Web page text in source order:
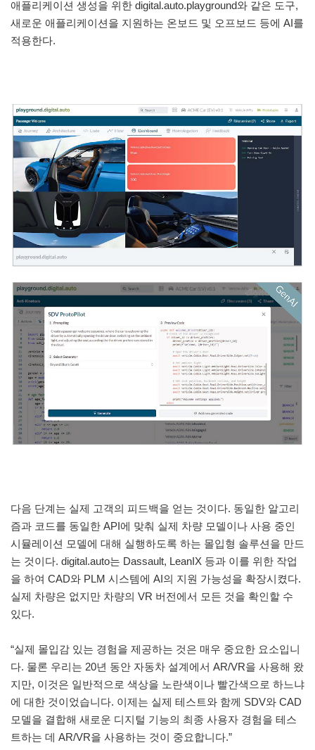
애플리케이션 생성을 위한 digital.auto.playground와 같은 도구,
새로운 애플리케이션을 지원하는 온보드 및 오프보드 등에 AI를
적용한다.
다음 단계는 실제 고객의 피드백을 얻는 것이다. 동일한 알고리
즘과 코드를 동일한 API에 맞춰 실제 차량 모델이나 사용 중인
시뮬레이션 모델에 대해 실행하도록 하는 몰입형 솔루션을 만드
는 것이다. digital.auto는 Dassault, LeanIX 등과 이를 위한 작업
을 하여 CAD와 PLM 시스템에 AI의 지원 가능성을 확장시켰다.
실제 차량은 없지만 차량의 VR 버전에서 모든 것을 확인할 수
있다.
“실제 몰입감 있는 경험을 제공하는 것은 매우 중요한 요소입니
다. 물론 우리는 20년 동안 자동차 설계에서 AR/VR을 사용해 왔
지만, 이것은 일반적으로 색상을 노란색이나 빨간색으로 하느냐
에 대한 것이었습니다. 이제는 실제 테스트와 함께 SDV와 CAD
모델을 결합해 새로운 디지털 기능의 최종 사용자 경험을 테스
트하는 데 AR/VR을 사용하는 것이 중요합니다.”